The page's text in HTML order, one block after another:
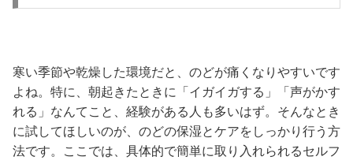
寒い季節や乾燥した環境だと、のどが痛くなりやすいです
よね。特に、朝起きたときに「イガイガする」「声がかす
れる」なんてこと、経験がある人も多いはず。そんなとき
に試してほしいのが、のどの保湿とケアをしっかり行う方
法です。ここでは、具体的で簡単に取り入れられるセルフ